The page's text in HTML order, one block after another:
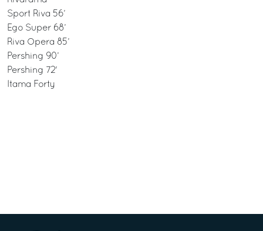
Sport Riva 56’
Ego Super 68’
Riva Opera 85’
Pershing 90’
Pershing 72'
Itama Forty